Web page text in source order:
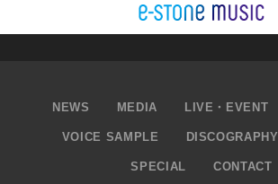
NEWS MEDIA LIVE・EVENT
VOICE SAMPLE DISCOGRAPHY
SPECIAL CONTACT